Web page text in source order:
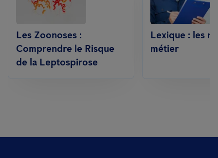
Les Zoonoses :
Comprendre le Risque
de la Leptospirose
Lexique : les
métier